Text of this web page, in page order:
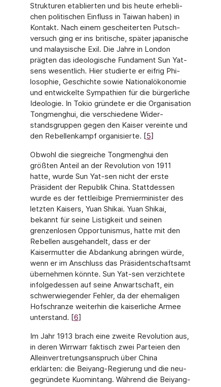
Strukturen etablierten und bis heute erhebli­
chen politischen Einfluss in Taiwan haben) in
Kontakt. Nach einem gescheiterten Putsch­
versuch ging er ins britische, später japanische
und malaysische Exil. Die Jahre in London
prägten das ideologische Fundament Sun Yat-
sens wesentlich. Hier studierte er eifrig Phi­
losophie, Geschichte sowie Nationalökonomie
und entwickelte Sympathien für die bürgerli­che
Ideologie. In Tokio gründete er die Organisation
Tongmenghui, die verschiedene Wider­
standsgruppen gegen den Kaiser vereinte und
den Rebellenkampf organisierte. [5]
Obwohl die siegreiche Tongmenghui den
größten Anteil an der Revolution von 1911
hatte, wurde Sun Yat-sen nicht der erste
Präsident der Republik China. Stattdessen
wurde es der fettleibige Premierminister des
letzten Kaisers, Yuan Shikai. Yuan Shikai,
bekannt für seine Listigkeit und seinen
grenzenlosen Opportunismus, hatte mit den
Rebellen ausgehandelt, dass er der
Kaisermutter die Abdankung abringen würde,
wenn er im Anschluss das Präsidentschaftsamt
übernehmen könnte. Sun Yat-sen verzichtete
infolgedessen auf seine Anwartschaft, ein
schwerwiegender Fehler, da der ehemaligen
Hofschranze weiterhin die kaiserliche Armee
unterstand. [6]
Im Jahr 1913 brach eine zweite Revolution aus,
in deren Wirrwarr faktisch zwei Parteien den
Alleinvertretungsanspruch über China
erklärten: die Beiyang-Regierung und die neu­
gegründete Kuomintang. Während die Beiyang-